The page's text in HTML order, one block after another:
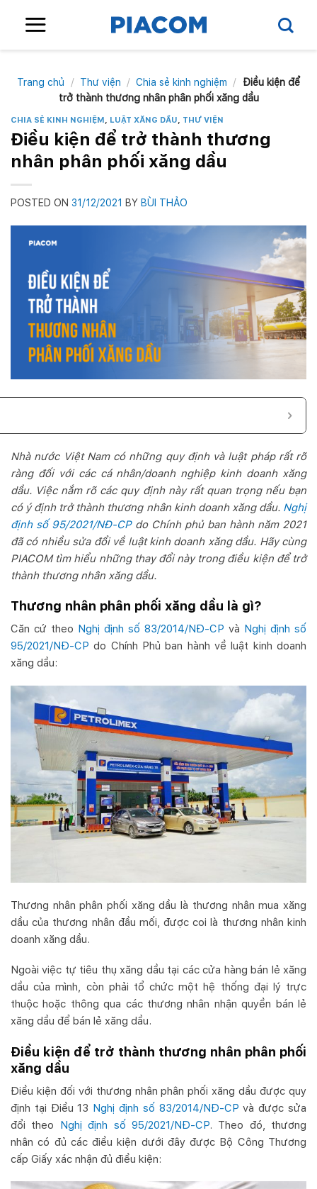
Trang chủ / Thư viện / Chia sẻ kinh nghiệm /
Điều kiện để
trở thành thương nhân phân phối xăng dầu
CHIA SẺ KINH NGHIỆM, LUẬT XĂNG DẦU, THƯ VIỆN
Điều kiện để trở thành thương
nhân phân phối xăng dầu
POSTED ON 31/12/2021 BY BÙI THẢO
Nhà nước Việt Nam có những quy định và luật pháp rất rõ
ràng đối với các cá nhân/doanh nghiệp kinh doanh xăng
dầu. Việc nắm rõ các quy định này rất quan trọng nếu bạn
có ý định trở thành thương nhân kinh doanh xăng dầu. Nghị
định số 95/2021/NĐ-CPdo Chính phủ ban hành năm 2021
đã có nhiều sửa đổi về luật kinh doanh xăng dầu. Hãy cùng
PIACOM tìm hiểu những thay đổi này trong điều kiện để trở
thành thương nhân xăng dầu.
Thương nhân phân phối xăng dầu là gì?
Căn cứ theo Nghị định số 83/2014/NĐ-CP và Nghị định số
95/2021/NĐ-CP do Chính Phủ ban hành về luật kinh doanh
xăng dầu:
Thương nhân phân phối xăng dầu là thương nhân mua xăng
dầu của thương nhân đầu mối, được coi là thương nhân kinh
doanh xăng dầu.
Ngoài việc tự tiêu thụ xăng dầu tại các cửa hàng bán lẻ xăng
dầu của mình, còn phải tổ chức một hệ thống đại lý trực
thuộc hoặc thông qua các thương nhân nhận quyền bán lẻ
xăng dầu để bán lẻ xăng dầu.
Điều kiện để trở thành thương nhân phân phối
xăng dầu
Điều kiện đối với thương nhân phân phối xăng dầu được quy
định tại Điều 13 Nghị định số 83/2014/NĐ-CP và được sửa
đổi theo Nghị định số 95/2021/NĐ-CP. Theo đó, thương
nhân có đủ các điều kiện dưới đây được Bộ Công Thương
cấp Giấy xác nhận đủ điều kiện: